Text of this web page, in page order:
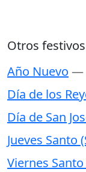
Otros
Año Nuevo —
Día de los
Día de San
Jueves Santo
Viernes